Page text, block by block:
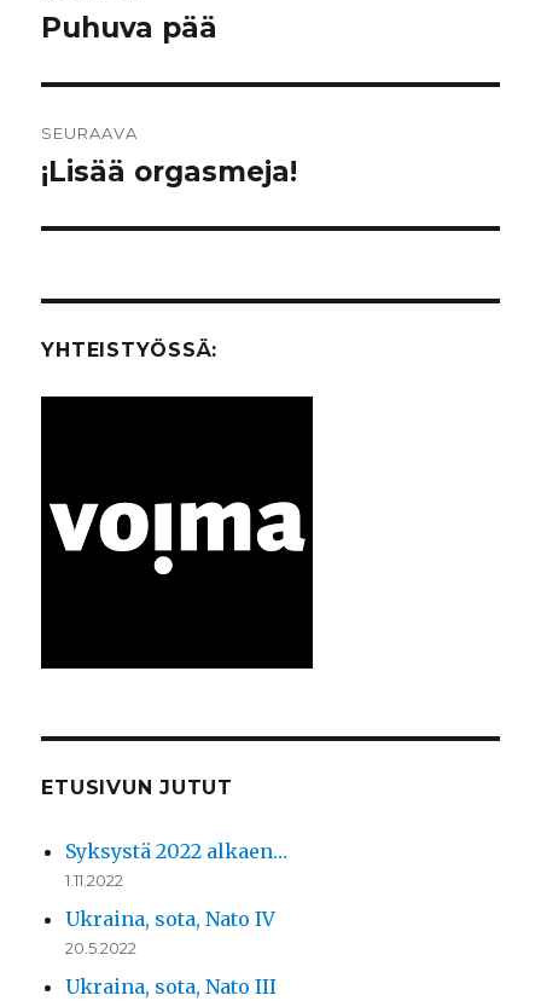
selaus
Edellinen
Puhuva pää
SEURAAVA
Seuraava
¡Lisää orgasmeja!
YHTEISTYÖSSÄ:
ETUSIVUN JUTUT
Syksystä 2022 alkaen…
1.11.2022
Ukraina, sota, Nato IV
20.5.2022
Ukraina, sota, Nato III